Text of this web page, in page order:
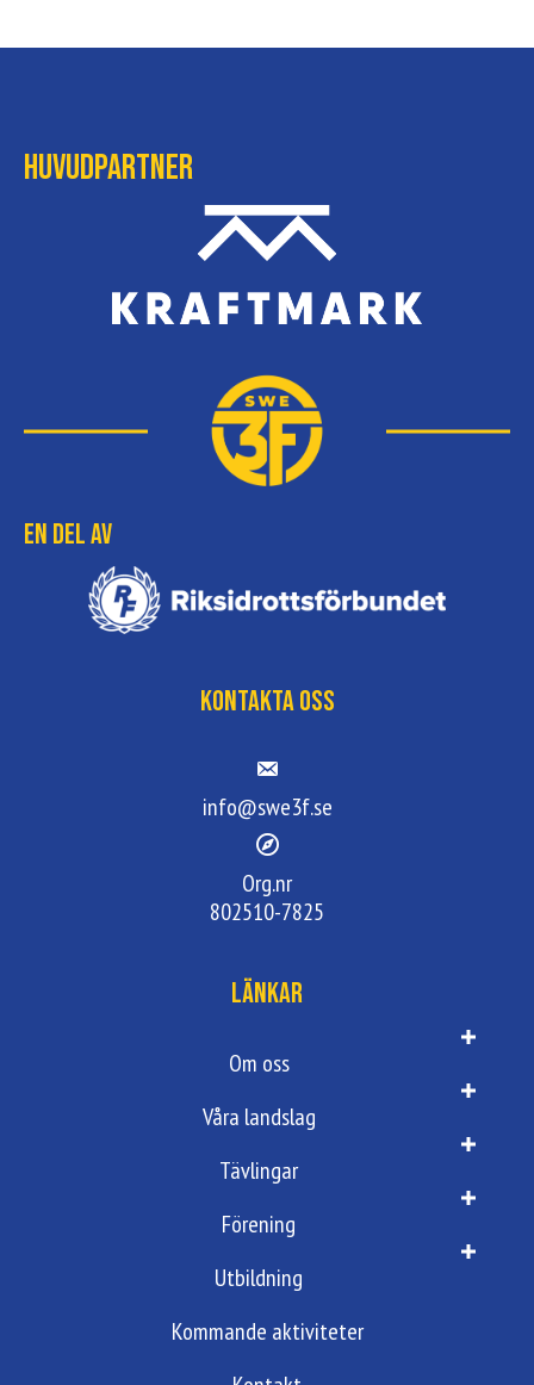
Huvudpartner
En del av
Kontakta oss
info@swe3f.se
Org.nr
802510-7825
Länkar
Om oss
Våra landslag
Tävlingar
Förening
Utbildning
Kommande aktiviteter